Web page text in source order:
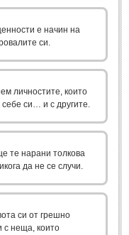
е начин на
си.
личностите, които
си… и с другите.
те нарани толкова
да не се случи.
си от грешно
с неща, които